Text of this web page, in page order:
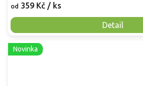
od 359 Kč / ks
Detail
Novinka